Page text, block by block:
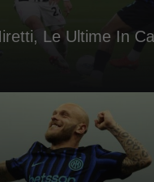
Le Ultime In